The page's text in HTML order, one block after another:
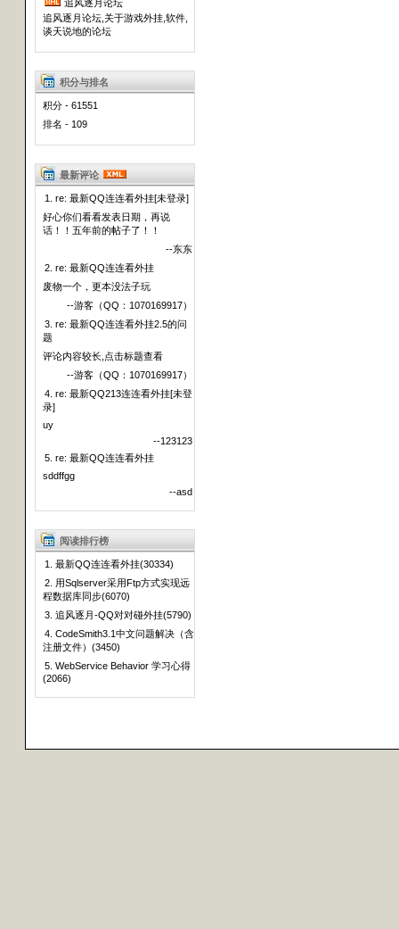
追风逐月论坛
追风逐月论坛,关于游戏外挂,软件,
谈天说地的论坛
积分与排名
积分 - 61551
排名 - 109
最新评论
1. re: 最新QQ连连看外挂[未登录]
好心你们看看发表日期，再说
话！！五年前的帖子了！！
--东东
2. re: 最新QQ连连看外挂
废物一个，更本没法子玩
--游客（QQ：1070169917）
3. re: 最新QQ连连看外挂2.5的问
题
评论内容较长,点击标题查看
--游客（QQ：1070169917）
4. re: 最新QQ213连连看外挂[未登
录]
uy
--123123
5. re: 最新QQ连连看外挂
sddffgg
--asd
阅读排行榜
1. 最新QQ连连看外挂(30334)
2. 用Sqlserver采用Ftp方式实现远
程数据库同步(6070)
3. 追风逐月-QQ对对碰外挂(5790)
4. CodeSmith3.1中文问题解决（含
注册文件）(3450)
5. WebService Behavior 学习心得
(2066)